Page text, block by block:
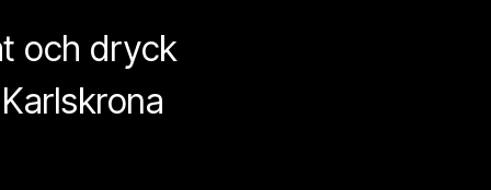
och dryck